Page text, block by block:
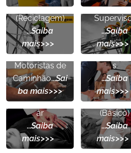
Altura
(Reciclagem)
...Saiba
mais>>>
Altura -
...Saiba
mais>>>
Direção
Defensiva para
Motoristas de
Caminhão...Sai
ba mais>>>
s
...Saiba
mais>>>
RCP-
Ressucitação
Cardiopulmon
ar
...Saiba
mais>>>
APH-
(Básico)
...Saiba
mais>>>
Avaliação
APR-